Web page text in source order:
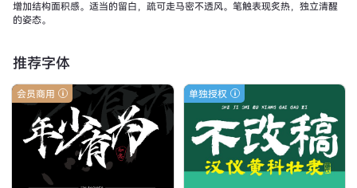
增加结构面积感。适当的留白，疏可走马密不透风。笔触表现炙热，独立清醒
的姿态。
推荐字体
会员商用 单独授权